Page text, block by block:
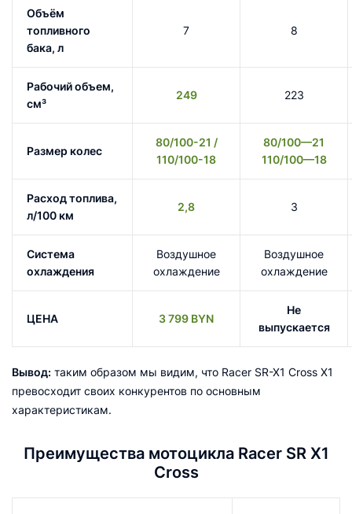
Объём
топливного
бака, л
7 8
Рабочий объем,
см³
249 223
Размер колес
80/100-21 /
110/100-18
80/100—21
110/100—18
Расход топлива,
л/100 км
2,8 3
Система
охлаждения
Воздушное
охлаждение
Воздушное
охлаждение
ЦЕНА 3 799 BYN
Не
выпускается
Вывод: таким образом мы видим, что Racer SR-X1 Cross X1
превосходит своих конкурентов по основным
характеристикам.
Преимущества мотоцикла Racer SR X1
Cross